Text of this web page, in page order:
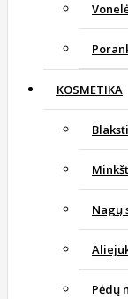
KOSMETIKA
Nagų
Pėdų